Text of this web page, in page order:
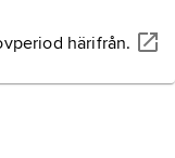
härifrån.